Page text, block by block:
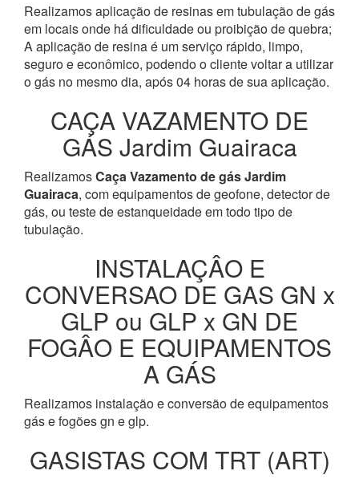
Realizamos aplicação de resinas em tubulação de gás
em locais onde há dificuldade ou proibição de quebra;
A aplicação de resina é um serviço rápido, limpo,
seguro e econômico, podendo o cliente voltar a utilizar
o gás no mesmo dia, após 04 horas de sua aplicação.
CAÇA VAZAMENTO DE
GÁS Jardim Guairaca
RealizamosCaça Vazamento de gás Jardim
Guairaca, com equipamentos de geofone, detector de
gás, ou teste de estanqueidade em todo tipo de
tubulação.
INSTALAÇÂO E
CONVERSAO DE GAS GN x
GLP ou GLP x GN DE
FOGÂO E EQUIPAMENTOS
A GÁS
Realizamos instalação e conversão de equipamentos
gás e fogões gn e glp.
GASISTAS COM TRT (ART)